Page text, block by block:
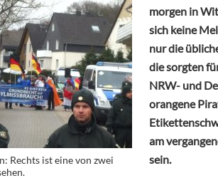
Rechts ist eine von zwei
morgen in
sich keine
nur die
die sorgten
NRW- und
orangene
am
sein.